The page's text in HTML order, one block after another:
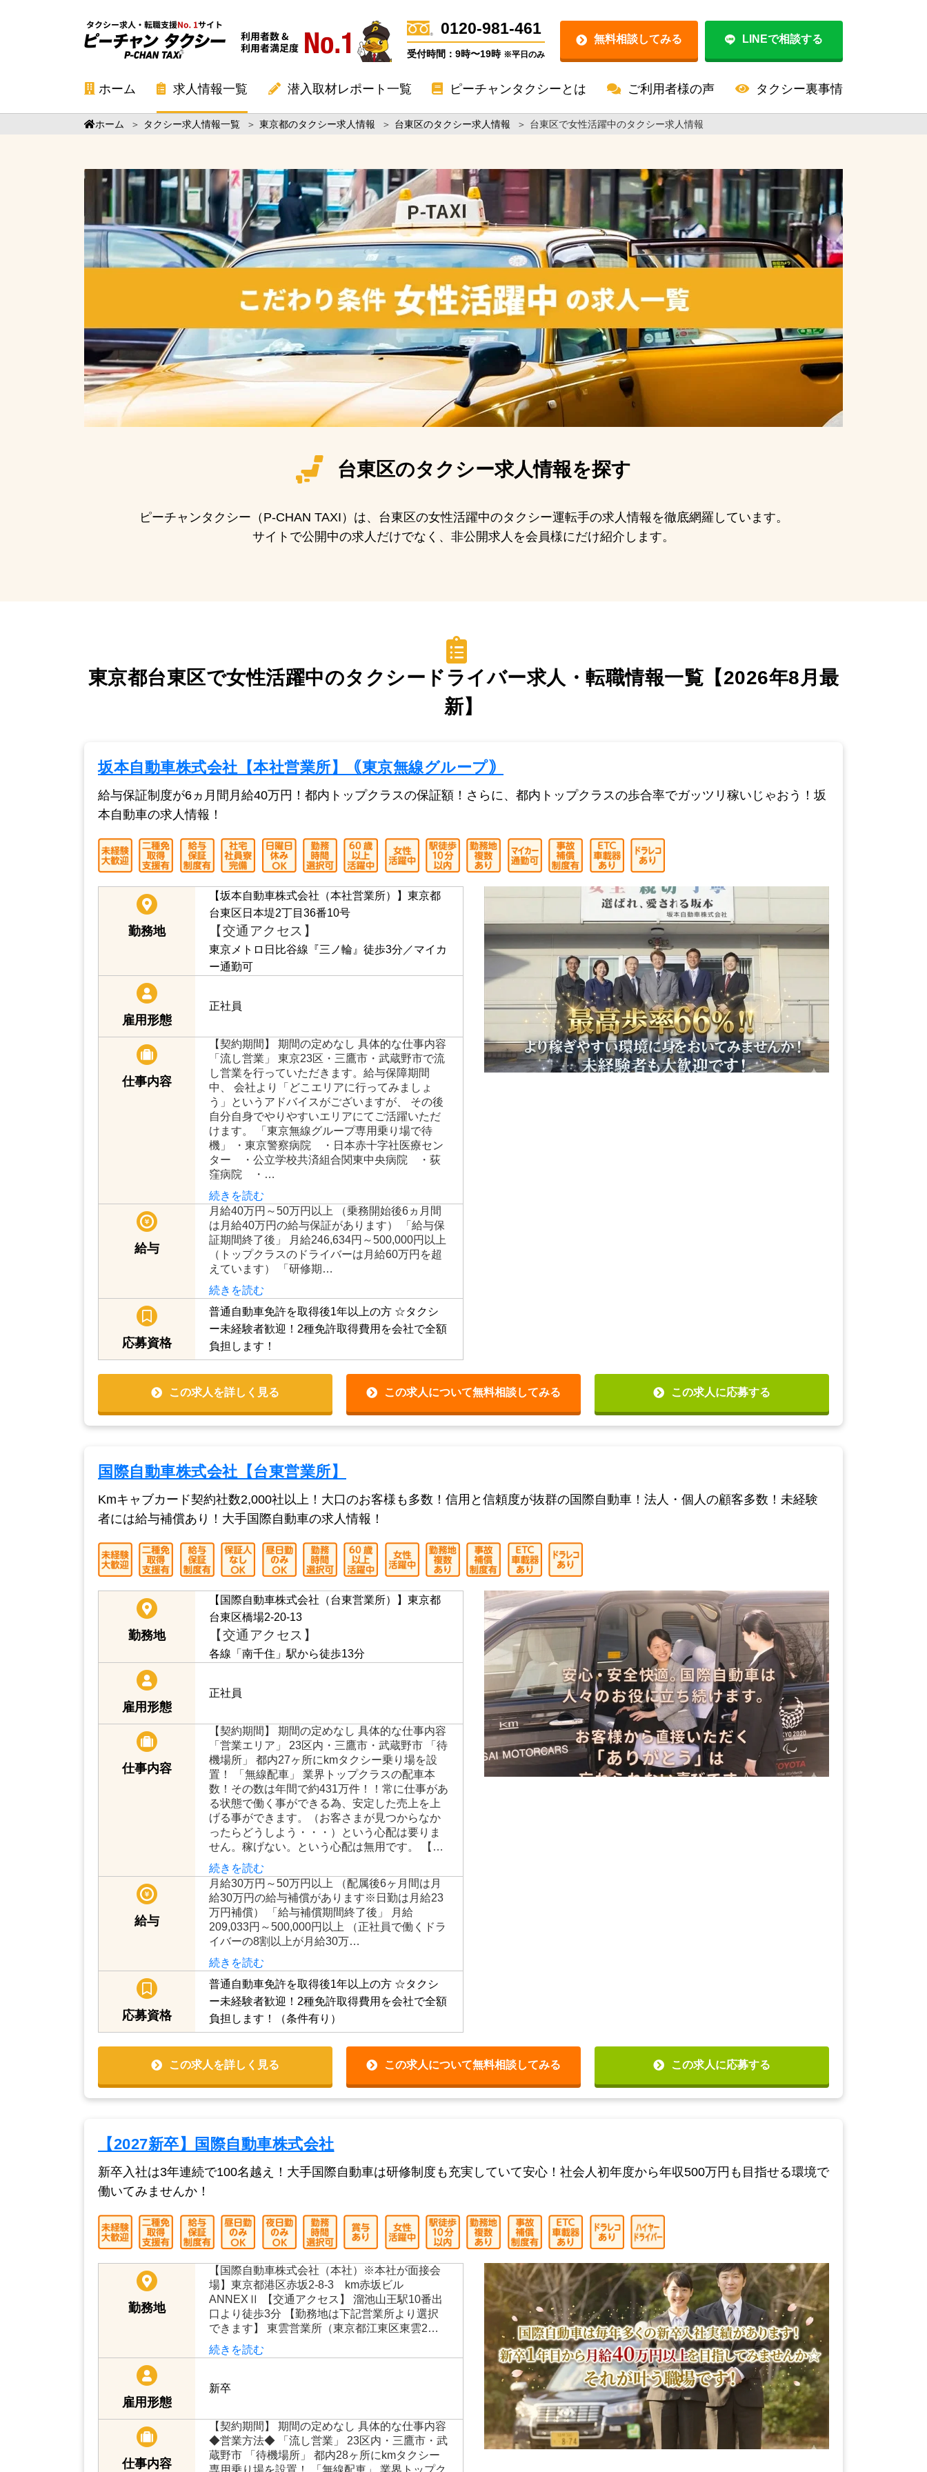
0120-981-461
受付時間：9時〜19時 ※平日のみ
無料相談してみる LINEで相談する
ホーム 求人情報一覧 潜入取材レポート一覧 ピーチャンタクシーとは ご利用者様の声 タクシー裏事情
ホーム ＞ タクシー求人情報一覧 ＞ 東京都のタクシー求人情報 ＞ 台東区のタクシー求人情報 ＞ 台東区で女性活躍中のタクシー求人情報
台東区のタクシー求人情報を探す
ピーチャンタクシー（P-CHAN TAXI）は、台東区の女性活躍中のタクシー運転手の求人情報を徹底網羅しています。
サイトで公開中の求人だけでなく、非公開求人を会員様にだけ紹介します。
東京都台東区で女性活躍中のタクシードライバー求人・転職情報一覧【2026年8月最
新】
坂本自動車株式会社【本社営業所】｟東京無線グループ｠
給与保証制度が6ヵ月間月給40万円！都内トップクラスの保証額！さらに、都内トップクラスの歩合率でガッツリ稼いじゃおう！坂
本自動車の求人情報！
勤務地
【坂本自動車株式会社（本社営業所）】東京都
台東区日本堤2丁目36番10号
【交通アクセス】
東京メトロ日比谷線『三ノ輪』徒歩3分／マイカ
ー通勤可
雇用形態
正社員
仕事内容
【契約期間】 期間の定めなし 具体的な仕事内容
「流し営業」 東京23区・三鷹市・武蔵野市で流
し営業を行っていただきます。給与保障期間
中、 会社より「どこエリアに行ってみましょ
う」というアドバイスがございますが、 その後
自分自身でやりやすいエリアにてご活躍いただ
けます。 「東京無線グループ専用乗り場で待
機」 ・東京警察病院 ・日本赤十字社医療セン
ター ・公立学校共済組合関東中央病院 ・荻
窪病院 ・…
続きを読む
給与
月給40万円～50万円以上 （乗務開始後6ヵ月間
は月給40万円の給与保証があります） 「給与保
証期間終了後」 月給246,634円～500,000円以上
（トップクラスのドライバーは月給60万円を超
えています） 「研修期…
続きを読む
応募資格
普通自動車免許を取得後1年以上の方 ☆タクシ
ー未経験者歓迎！2種免許取得費用を会社で全額
負担します！
この求人を詳しく見る この求人について無料相談してみる この求人に応募する
国際自動車株式会社【台東営業所】
Kmキャブカード契約社数2,000社以上！大口のお客様も多数！信用と信頼度が抜群の国際自動車！法人・個人の顧客多数！未経験
者には給与補償あり！大手国際自動車の求人情報！
勤務地
【国際自動車株式会社（台東営業所）】東京都
台東区橋場2-20-13
【交通アクセス】
各線「南千住」駅から徒歩13分
雇用形態
正社員
仕事内容
【契約期間】 期間の定めなし 具体的な仕事内容
「営業エリア」 23区内・三鷹市・武蔵野市 「待
機場所」 都内27ヶ所にkmタクシー乗り場を設
置！ 「無線配車」 業界トップクラスの配車本
数！その数は年間で約431万件！！常に仕事があ
る状態で働く事ができる為、安定した売上を上
げる事ができます。（お客さまが見つからなか
ったらどうしよう・・・）という心配は要りま
せん。稼げない。という心配は無用です。 【…
続きを読む
給与
月給30万円～50万円以上 （配属後6ヶ月間は月
給30万円の給与補償があります※日勤は月給23
万円補償） 「給与補償期間終了後」 月給
209,033円～500,000円以上 （正社員で働くドラ
イバーの8割以上が月給30万…
続きを読む
応募資格
普通自動車免許を取得後1年以上の方 ☆タクシ
ー未経験者歓迎！2種免許取得費用を会社で全額
負担します！（条件有り）
この求人を詳しく見る この求人について無料相談してみる この求人に応募する
【2027新卒】国際自動車株式会社
新卒入社は3年連続で100名越え！大手国際自動車は研修制度も充実していて安心！社会人初年度から年収500万円も目指せる環境で
働いてみませんか！
勤務地
【国際自動車株式会社（本社）※本社が面接会
場】東京都港区赤坂2-8-3 km赤坂ビル
ANNEXⅡ 【交通アクセス】 溜池山王駅10番出
口より徒歩3分 【勤務地は下記営業所より選択
できます】 東雲営業所（東京都江東区東雲2…
続きを読む
雇用形態
新卒
仕事内容
【契約期間】 期間の定めなし 具体的な仕事内容
◆営業方法◆ 「流し営業」 23区内・三鷹市・武
蔵野市 「待機場所」 都内28ヶ所にkmタクシー
専用乗り場を設置！ 「無線配車」 業界トップク